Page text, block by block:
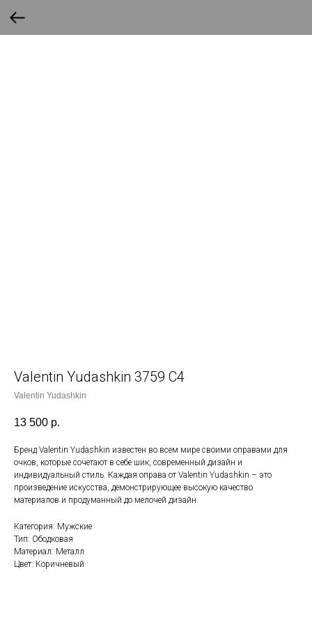
Valentin Yudashkin 3759 С4
Valentin Yudashkin
13 500 р.
Бренд Valentin Yudashkin известен во всем мире своими оправами для
очков, которые сочетают в себе шик, современный дизайн и
индивидуальный стиль. Каждая оправа от Valentin Yudashkin – это
произведение искусства, демонстрирующее высокую качество
материалов и продуманный до мелочей дизайн.
Категория: Мужские
Тип: Ободковая
Материал: Металл
Цвет: Коричневый